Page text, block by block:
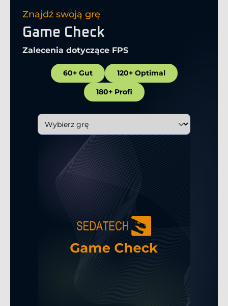
Znajdź swoją grę
Game Check
Zalecenia dotyczące FPS
60+ Gut 120+ Optimal
180+ Profi